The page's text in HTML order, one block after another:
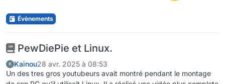
Évènements
PewDiePie et Linux.
K Kainou28 avr. 2025 à 08:53
Un des tres gros youtubeurs avait montré pendant le montage